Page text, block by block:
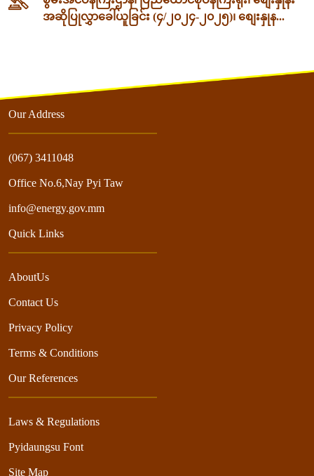
အဆိုပြုလွှာခေါ်ယူခြင်း (၄/၂၀၂၄-၂၀၂၅)၊ စျေးနှုန...
Our Address
(067) 3411048
Office No.6,Nay Pyi Taw
info@energy.gov.mm
Quick Links
AboutUs
Contact Us
Privacy Policy
Terms & Conditions
Our References
Laws & Regulations
Pyidaungsu Font
Site Map